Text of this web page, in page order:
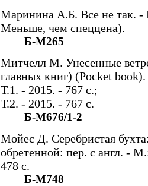
Маринина А.Б. Все не так.
Меньше, чем спеццена).
Б-М265
Митчелл М. Унесенные
главных книг) (Pocket book).
Т.1. - 2015. - 767 с.;
Т.2. - 2015. - 767 с.
Б-М676/1-2
Мойес Д. Серебристая
обретенной: пер. с англ. -
478 с.
Б-М748